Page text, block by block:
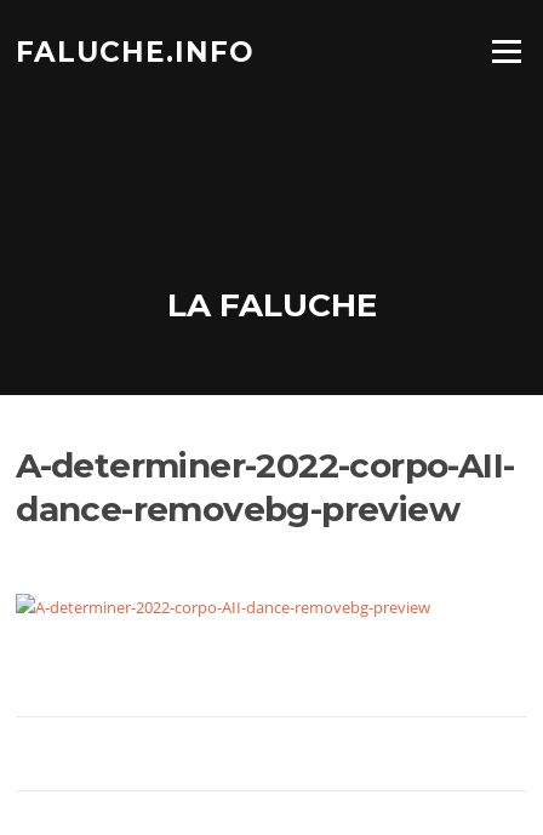
contenu
FALUCHE.INFO Menu
LA FALUCHE
A-determiner-2022-corpo-AII-
dance-removebg-preview